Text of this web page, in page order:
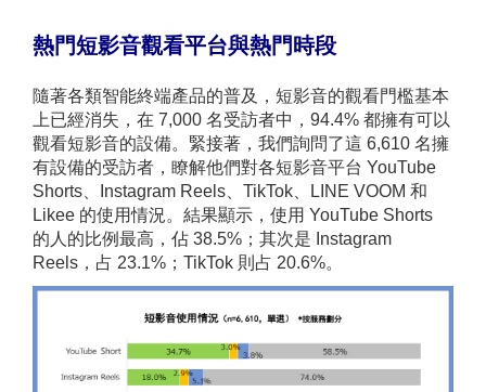
熱門短影音觀看平台與熱門時段
隨著各類智能終端產品的普及，短影音的觀看門檻基本
上已經消失，在 7,000 名受訪者中，94.4% 都擁有可以
觀看短影音的設備。緊接著，我們詢問了這 6,610 名擁
有設備的受訪者，瞭解他們對各短影音平台 YouTube
Shorts、Instagram Reels、TikTok、LINE VOOM 和
Likee 的使用情況。結果顯示，使用 YouTube Shorts
的人的比例最高，佔 38.5%；其次是 Instagram
Reels，占 23.1%；TikTok 則占 20.6%。